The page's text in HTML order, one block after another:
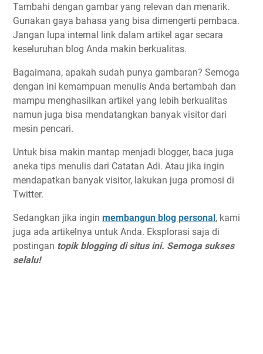
Tambahi dengan gambar yang relevan dan menarik.
Gunakan gaya bahasa yang bisa dimengerti pembaca.
Jangan lupa internal link dalam artikel agar secara
keseluruhan blog Anda makin berkualitas.
Bagaimana, apakah sudah punya gambaran? Semoga
dengan ini kemampuan menulis Anda bertambah dan
mampu menghasilkan artikel yang lebih berkualitas
namun juga bisa mendatangkan banyak visitor dari
mesin pencari.
Untuk bisa makin mantap menjadi blogger, baca juga
aneka tips menulis dari Catatan Adi. Atau jika ingin
mendapatkan banyak visitor, lakukan juga promosi di
Twitter.
Sedangkan jika ingin membangun blog personal, kami
juga ada artikelnya untuk Anda. Eksplorasi saja di
postingan topik blogging di situs ini. Semoga sukses
selalu!